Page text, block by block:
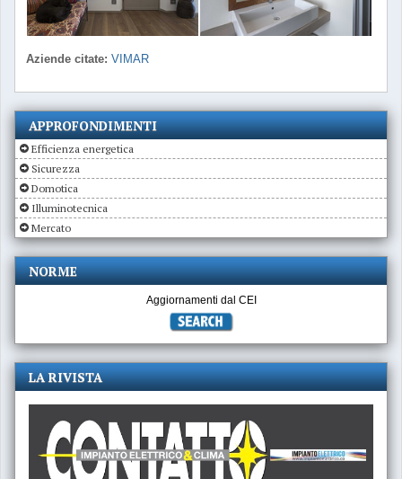
Aziende citate: VIMAR
APPROFONDIMENTI
Efficienza energetica
Sicurezza
Domotica
Illuminotecnica
Mercato
NORME
Aggiornamenti dal CEI
LA RIVISTA